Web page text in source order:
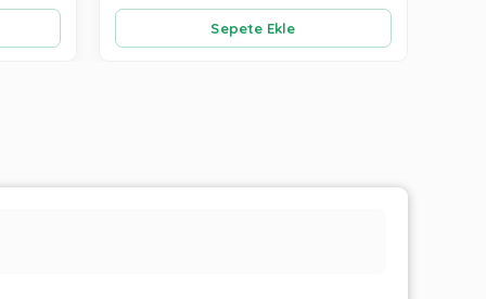
Sepete Ekle